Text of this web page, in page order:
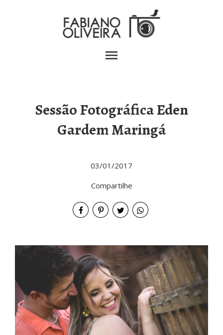
menu
Sessão Fotográfica Eden
Gardem Maringá
03/01/2017
Compartilhe